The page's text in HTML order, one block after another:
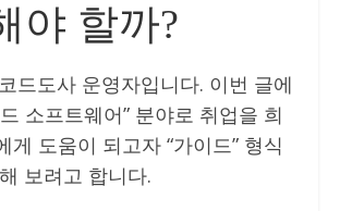
야 할까?
드도사 운영자입니다. 이번 글에
소프트웨어” 분야로 취업을 희
게 도움이 되고자 “가이드” 형식
보려고 합니다.